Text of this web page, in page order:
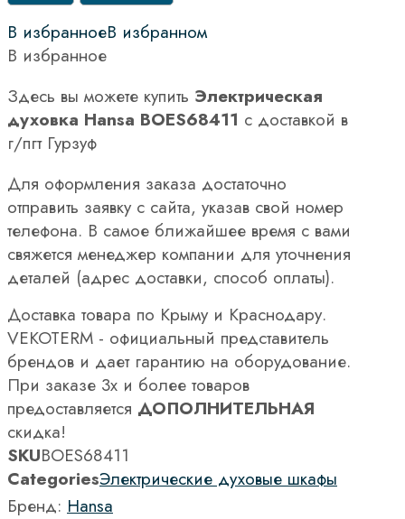
В избранноеВ избранном
В избранное
Здесь вы можете купить Электрическая
духовка Hansa BOES68411 с доставкой в
г/пгт Гурзуф
Для оформления заказа достаточно
отправить заявку с сайта, указав свой номер
телефона. В самое ближайшее время с вами
свяжется менеджер компании для уточнения
деталей (адрес доставки, способ оплаты).
Доставка товара по Крыму и Краснодару.
VEKOTERM - официальный представитель
брендов и дает гарантию на оборудование.
При заказе 3х и более товаров
предоставляется ДОПОЛНИТЕЛЬНАЯ
скидка!
SKUBOES68411
CategoriesЭлектрические духовые шкафы
Бренд: Hansa